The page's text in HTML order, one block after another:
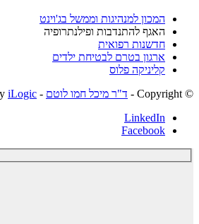
המכון למנהיגות וממשל בג'וינט
האגף להתנדבות ופילנתרופיה
חדשנות רפואית
ארגון בטרם לבטיחת ילדים
קליניקה פלוס
© ‫Copyright -
ד"ר מיכל חמו לוטם - Developed by
iLogic
LinkedIn
Facebook